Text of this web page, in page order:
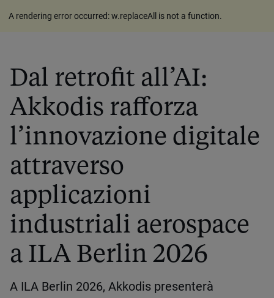
A rendering error occurred:w.replaceAll is not a function.
Dal retrofit all’AI:
Akkodis rafforza
l’innovazione digitale
attraverso
applicazioni
industriali aerospace
a ILA Berlin 2026
A ILA Berlin 2026, Akkodis presenterà